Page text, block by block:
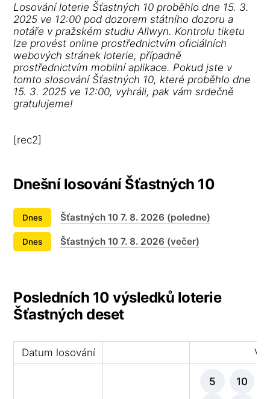
Losování loterie Šťastných 10 proběhlo dne 15. 3.
2025 ve 12:00 pod dozorem státního dozoru a
notáře v pražském studiu Allwyn. Kontrolu tiketu
lze provést online prostřednictvím oficiálních
webových stránek loterie, případně
prostřednictvím mobilní aplikace. Pokud jste v
tomto slosování Šťastných 10, které proběhlo dne
15. 3. 2025 ve 12:00, vyhráli, pak vám srdečně
gratulujeme!
[rec2]
Dnešní losování Šťastných 10
Dnes Šťastných 10 7. 8. 2026 (poledne)
Dnes Šťastných 10 7. 8. 2026 (večer)
Posledních 10 výsledků loterie
Šťastných deset
Datum losování
5 10